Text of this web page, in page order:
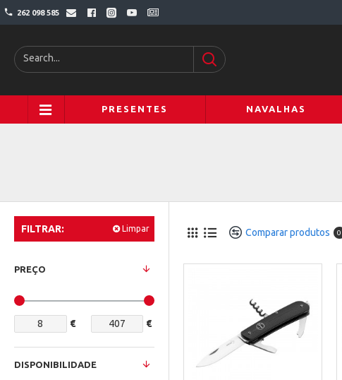
262 098 585
PRESENTES NAVALHAS
FILTRAR: Limpar
PREÇO
€ €
DISPONIBILIDADE
Comparar produtos 0